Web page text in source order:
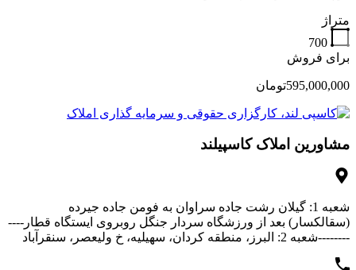
متراژ
700
برای فروش
595,000,000تومان
مشاورین املاک کاسپیلند
شعبه 1: گیلان رشت جاده سراوان به فومن جاده جیرده
(سقالکسار) بعد از ورزشگاه سردار جنگل روبروی ایستگاه قطار----
--------شعبه 2: البرز، منطقه کردان، سهیلیه، خ ولیعصر، سنقرآباد